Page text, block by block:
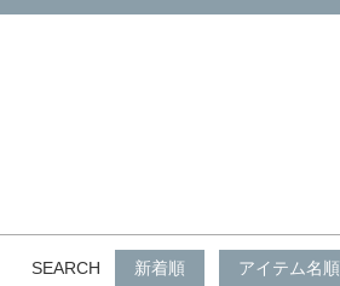
SEARCH 新着順 アイテム名順